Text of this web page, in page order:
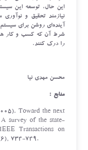
این حال، توسعه این
نیازمند تحقیق و
آینده‌ای روشن برای
شرط آن که کسب و کار
را درک کنند.
محسن مهدي نيا
منابع :
Toward the next
A survey of the state-
Transactions on
734-749.